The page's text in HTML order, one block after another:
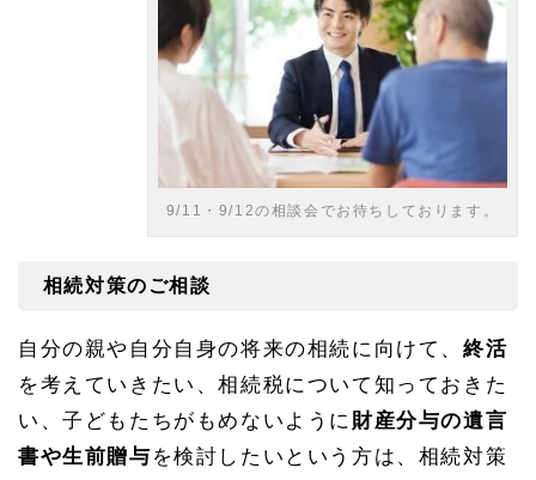
9/11・9/12の相談会でお待ちしております。
相続対策のご相談
自分の親や自分自身の将来の相続に向けて、 終活
を考えていきたい、相続税について知っておきた
い、子どもたちがもめないように 財産分与の遺言
書や生前贈与 を検討したいという方は、相続対策